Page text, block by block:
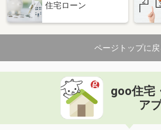
住宅ローン
ページトップに戻
goo住宅
ア